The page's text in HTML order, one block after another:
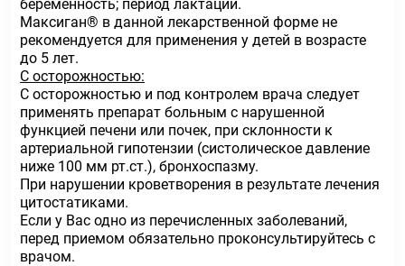
беременность; период лактации.
Максиган® в данной лекарственной форме не
рекомендуется для применения у детей в возрасте
до 5 лет.
С осторожностью:
С осторожностью и под контролем врача следует
применять препарат больным с нарушенной
функцией печени или почек, при склонности к
артериальной гипотензии (систолическое давление
ниже 100 мм рт.ст.), бронхоспазму.
При нарушении кроветворения в результате лечения
цитостатиками.
Если у Вас одно из перечисленных заболеваний,
перед приемом обязательно проконсультируйтесь с
врачом.